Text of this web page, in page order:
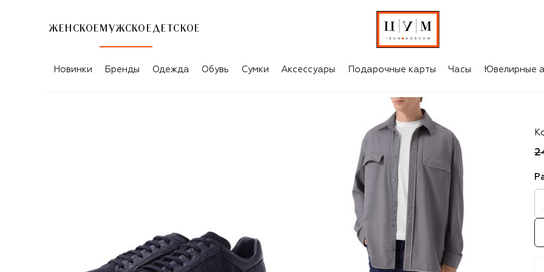
ЖЕНСКОЕ МУЖСКОЕ ДЕТСКОЕ
Новинки Бренды Одежда Обувь Сумки Аксессуары Подарочные карты Часы Ювелирные